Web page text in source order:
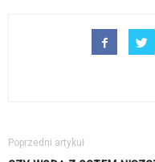
Poprzedni artykuł